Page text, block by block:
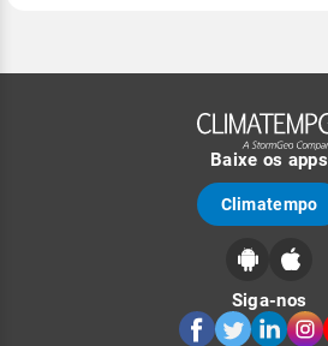
Baixe os apps
Climatempo
Siga-nos